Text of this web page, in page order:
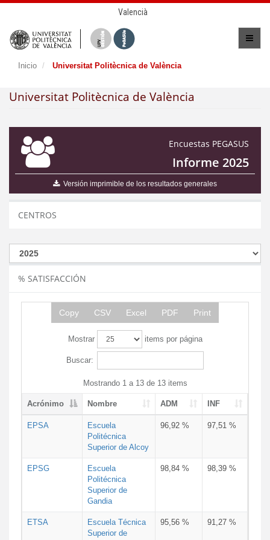
Valencià
Inicio Universitat Politècnica de València
Universitat Politècnica de València
Encuestas PEGASUS
Informe 2025
Versión imprimible de los resultados generales
CENTROS
% SATISFACCIÓN
Copy CSV Excel PDF Print
Mostrar items por página
Buscar:
Mostrando 1 a 13 de 13 items
Acrónimo Nombre ADM INF
EPSA
Escuela
Politécnica
Superior de Alcoy
96,92 % 97,51 %
EPSG
Escuela
Politécnica
Superior de
Gandia
98,84 % 98,39 %
ETSA
Escuela Técnica
Superior de
95,56 % 91,27 %